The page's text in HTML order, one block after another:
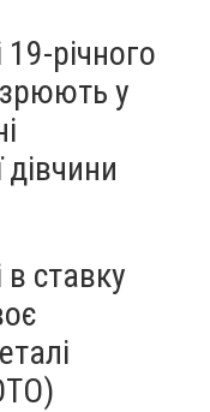
річного
у
дівчини
ставку